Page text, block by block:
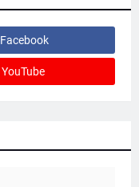
Facebook
YouTube